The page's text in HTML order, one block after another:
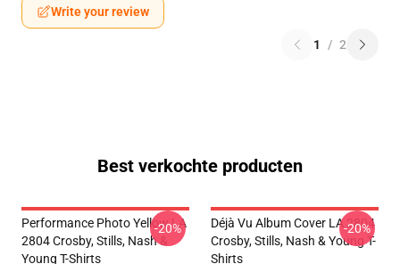
Write your review
1 / 2
Best verkochte producten
Performance Photo Yellow LA
2804 Crosby, Stills, Nash &
Young T-Shirts
-20%
Déjà Vu Album Cover LA 2804
Crosby, Stills, Nash & Young T-
Shirts
-20%